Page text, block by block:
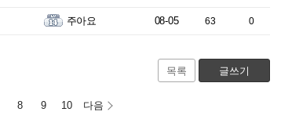
주아요 08-05 63 0
목록 글쓰기
8 9 10 다음